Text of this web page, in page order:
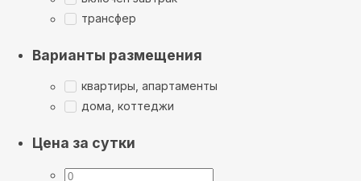
трансфер
Варианты размещения
квартиры, апартаменты
дома, коттеджи
Цена за сутки